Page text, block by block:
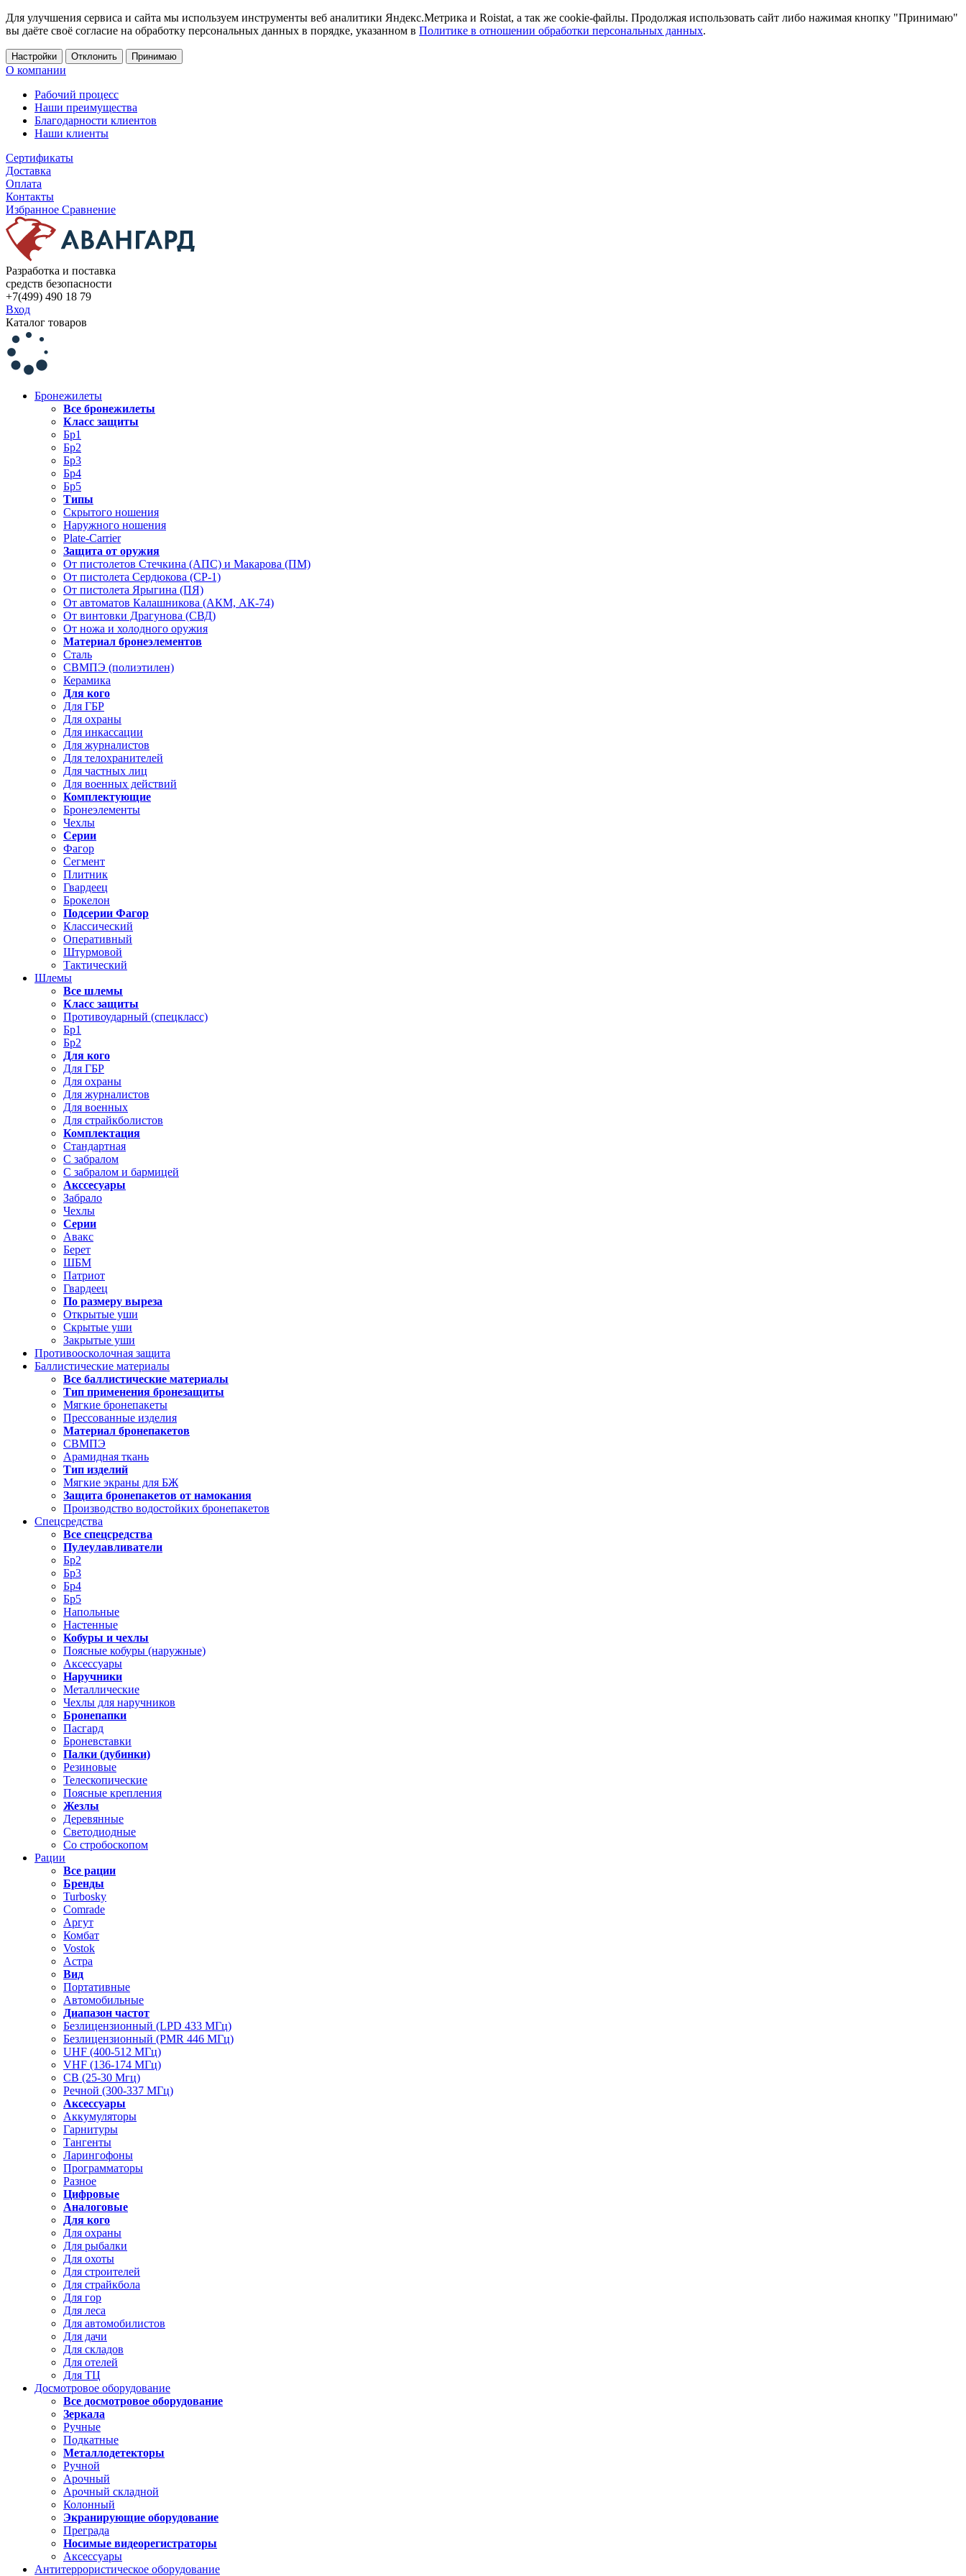
Для улучшения сервиса и сайта мы используем инструменты веб аналитики Яндекс.Метрика и Roistat, а так же cookie-файлы. Продолжая использовать сайт либо нажимая кнопку "Принимаю"
вы даёте своё согласие на обработку персональных данных в порядке, указанном в Политике в отношении обработки персональных данных.
Настройки Отклонить Принимаю
О компании
Рабочий процесс
Наши преимущества
Благодарности клиентов
Наши клиенты
Сертификаты
Доставка
Оплата
Контакты
Избранное Сравнение
Разработка и поставка
средств безопасности
+7(499) 490 18 79
Вход
Каталог товаров
Бронежилеты
Все бронежилеты
Класс защиты
Бр1
Бр2
Бр3
Бр4
Бр5
Типы
Скрытого ношения
Наружного ношения
Plate-Carrier
Защита от оружия
От пистолетов Стечкина (АПС) и Макарова (ПМ)
От пистолета Сердюкова (СР-1)
От пистолета Ярыгина (ПЯ)
От автоматов Калашникова (АКМ, АК-74)
От винтовки Драгунова (СВД)
От ножа и холодного оружия
Материал бронеэлементов
Сталь
СВМПЭ (полиэтилен)
Керамика
Для кого
Для ГБР
Для охраны
Для инкассации
Для журналистов
Для телохранителей
Для частных лиц
Для военных действий
Комплектующие
Бронеэлементы
Чехлы
Серии
Фагор
Сегмент
Плитник
Гвардеец
Брокелон
Подсерии Фагор
Классический
Оперативный
Штурмовой
Тактический
Шлемы
Все шлемы
Класс защиты
Противоударный (спецкласс)
Бр1
Бр2
Для кого
Для ГБР
Для охраны
Для журналистов
Для военных
Для страйкболистов
Комплектация
Стандартная
С забралом
С забралом и бармицей
Акссесуары
Забрало
Чехлы
Серии
Авакс
Берет
ШБМ
Патриот
Гвардеец
По размеру выреза
Открытые уши
Скрытые уши
Закрытые уши
Противоосколочная защита
Баллистические материалы
Все баллистические материалы
Тип применения бронезащиты
Мягкие бронепакеты
Прессованные изделия
Материал бронепакетов
СВМПЭ
Арамидная ткань
Тип изделий
Мягкие экраны для БЖ
Защита бронепакетов от намокания
Производство водостойких бронепакетов
Спецсредства
Все спецсредства
Пулеулавливатели
Бр2
Бр3
Бр4
Бр5
Напольные
Настенные
Кобуры и чехлы
Поясные кобуры (наружные)
Аксессуары
Наручники
Металлические
Чехлы для наручников
Бронепапки
Пасгард
Броневставки
Палки (дубинки)
Резиновые
Телескопические
Поясные крепления
Жезлы
Деревянные
Светодиодные
Со стробоскопом
Рации
Все рации
Бренды
Turbosky
Comrade
Аргут
Комбат
Vostok
Астра
Вид
Портативные
Автомобильные
Диапазон частот
Безлицензионный (LPD 433 МГц)
Безлицензионный (PMR 446 МГц)
UHF (400-512 МГц)
VHF (136-174 МГц)
CB (25-30 Мгц)
Речной (300-337 МГц)
Аксессуары
Аккумуляторы
Гарнитуры
Тангенты
Ларингофоны
Программаторы
Разное
Цифровые
Аналоговые
Для кого
Для охраны
Для рыбалки
Для охоты
Для строителей
Для страйкбола
Для гор
Для леса
Для автомобилистов
Для дачи
Для складов
Для отелей
Для ТЦ
Досмотровое оборудование
Все досмотровое оборудование
Зеркала
Ручные
Подкатные
Металлодетекторы
Ручной
Арочный
Арочный складной
Колонный
Экранирующие оборудование
Преграда
Носимые видеорегистраторы
Аксессуары
Антитеррористическое оборудование